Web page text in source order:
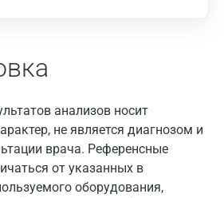
анализов носит
не является диагнозом и
врача. Референсные
от указанных в
оборудования,